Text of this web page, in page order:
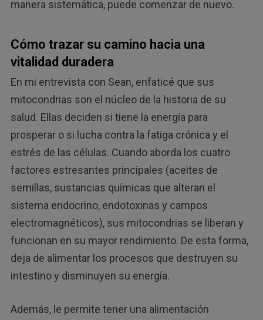
manera sistemática, puede comenzar de nuevo.
Cómo trazar su camino hacia una
vitalidad duradera
En mi entrevista con Sean, enfaticé que sus
mitocondrias son el núcleo de la historia de su
salud. Ellas deciden si tiene la energía para
prosperar o si lucha contra la fatiga crónica y el
estrés de las células. Cuando aborda los cuatro
factores estresantes principales (aceites de
semillas, sustancias químicas que alteran el
sistema endocrino, endotoxinas y campos
electromagnéticos), sus mitocondrias se liberan y
funcionan en su mayor rendimiento. De esta forma,
deja de alimentar los procesos que destruyen su
intestino y disminuyen su energía.
Además, le permite tener una alimentación